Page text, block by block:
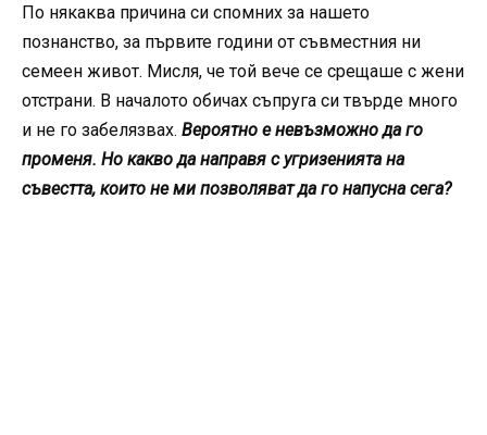
По някаква причина си спомних за нашето
познанство, за първите години от съвместния ни
семеен живот. Мисля, че той вече се срещаше с жени
отстрани. В началото обичах съпруга си твърде много
и не го забелязвах. Вероятно е невъзможно да го
променя. Но какво да направя с угризенията на
съвестта, които не ми позволяват да го напусна сега?